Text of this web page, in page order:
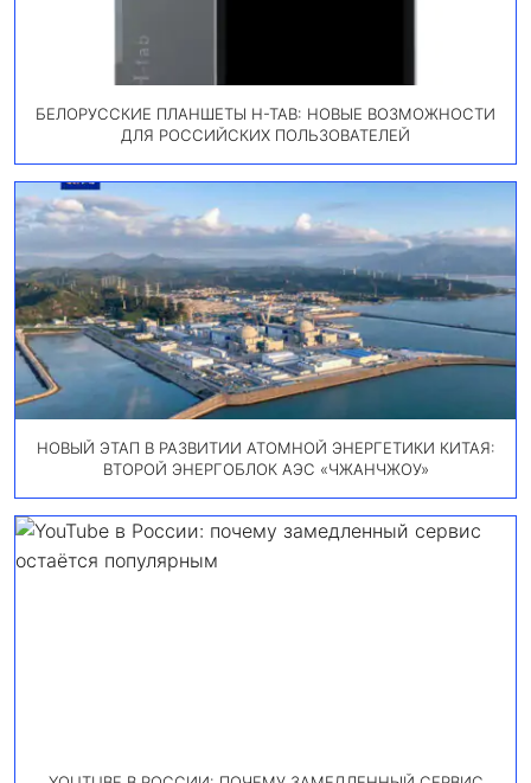
БЕЛОРУССКИЕ ПЛАНШЕТЫ H-TAB: НОВЫЕ ВОЗМОЖНОСТИ
ДЛЯ РОССИЙСКИХ ПОЛЬЗОВАТЕЛЕЙ
НОВЫЙ ЭТАП В РАЗВИТИИ АТОМНОЙ ЭНЕРГЕТИКИ КИТАЯ:
ВТОРОЙ ЭНЕРГОБЛОК АЭС «ЧЖАНЧЖОУ»